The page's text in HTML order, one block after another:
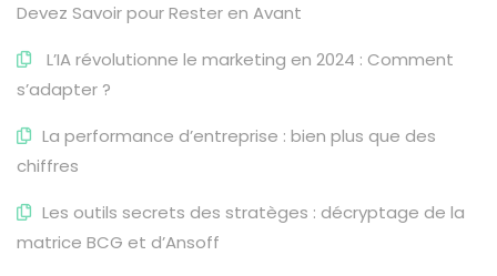
Devez Savoir pour Rester en Avant
L’IA révolutionne le marketing en 2024 : Comment
s’adapter ?
La performance d’entreprise : bien plus que des
chiffres
Les outils secrets des stratèges : décryptage de la
matrice BCG et d’Ansoff